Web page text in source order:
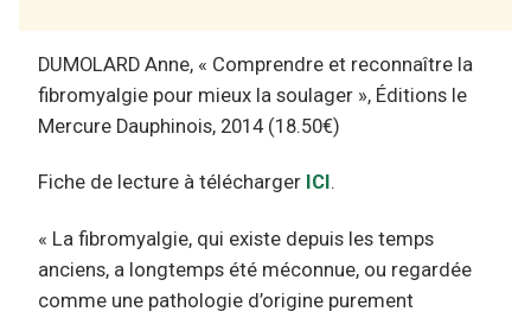
DUMOLARD Anne, « Comprendre et reconnaître la
fibromyalgie pour mieux la soulager », Éditions le
Mercure Dauphinois, 2014 (18.50€)
Fiche de lecture à télécharger ICI .
« La fibromyalgie, qui existe depuis les temps
anciens, a longtemps été méconnue, ou regardée
comme une pathologie d’origine purement